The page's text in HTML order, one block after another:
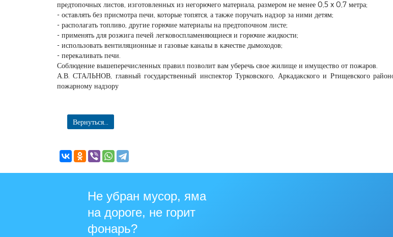
предтопочных листов, изготовленных из негорючего материала, размером не менее 0,5 x 0,7 метра;
- оставлять без присмотра печи, которые топятся, а также поручать надзор за ними детям;
- располагать топливо, другие горючие материалы на предтопочном листе;
- применять для розжига печей легковоспламеняющиеся и горючие жидкости;
- использовать вентиляционные и газовые каналы в качестве дымоходов;
- перекаливать печи.
Соблюдение вышеперечисленных правил позволит вам уберечь свое жилище и имущество от пожаров.
А.В. СТАЛЬНОВ, главный государственный инспектор Турковского, Аркадакского и Ртищевского
пожарному надзору
Вернуться...
Не убран мусор, яма
на дороге, не горит
фонарь?